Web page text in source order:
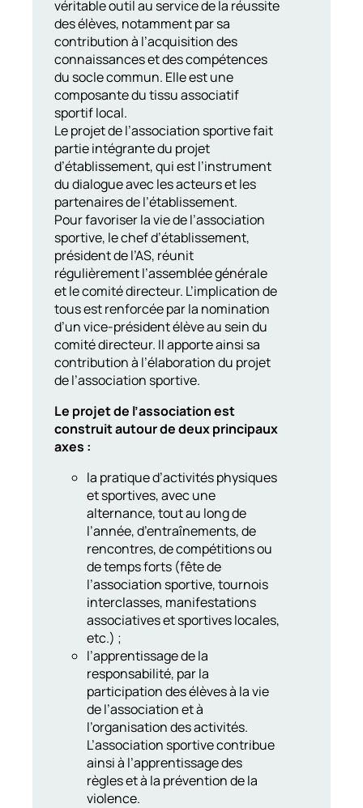
véritable outil au service de la réussite
des élèves, notamment par sa
contribution à l’acquisition des
connaissances et des compétences
du socle commun. Elle est une
composante du tissu associatif
sportif local.
Le projet de l’association sportive fait
partie intégrante du projet
d’établissement, qui est l’instrument
du dialogue avec les acteurs et les
partenaires de l’établissement.
Pour favoriser la vie de l’association
sportive, le chef d’établissement,
président de l’AS, réunit
régulièrement l’assemblée générale
et le comité directeur. L’implication de
tous est renforcée par la nomination
d’un vice-président élève au sein du
comité directeur. Il apporte ainsi sa
contribution à l’élaboration du projet
de l’association sportive.
Le projet de l’association est
construit autour de deux principaux
axes :
la pratique d’activités physiques
et sportives, avec une
alternance, tout au long de
l’année, d’entraînements, de
rencontres, de compétitions ou
de temps forts (fête de
l’association sportive, tournois
interclasses, manifestations
associatives et sportives locales,
etc.) ;
l’apprentissage de la
responsabilité, par la
participation des élèves à la vie
de l’association et à
l’organisation des activités.
L’association sportive contribue
ainsi à l’apprentissage des
règles et à la prévention de la
violence.